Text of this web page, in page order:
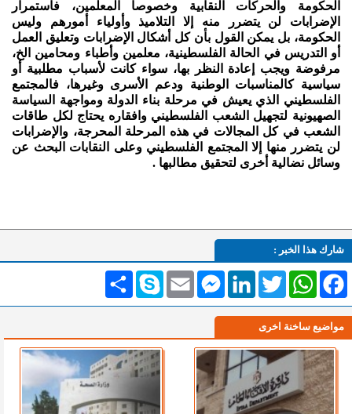
الحكومة والحركات النقابية وخصوصا المعلمين، فاستمرار
الإضرابات لن يتضرر منه إلا التلاميذ وأولياء أمورهم وليس
الحكومة، بل يمكن القول بأن كل أشكال الإضرابات وتعليق العمل
أو التدريس في الحالة الفلسطينية، معلمين وأطباء ومحامين الخ،
مرفوضة ويجب إعادة النظر بها، سواء كانت لأسباب مطلبية أو
سياسية كالمناسبات الوطنية ودعم الأسرى وغيرها، فالمجتمع
الفلسطيني الذي يعيش في مرحلة بناء الدولة ومواجهة السياسة
الصهيونية لتجهيل الشعب الفلسطيني وافقاره يحتاج لكل طاقات
الشعب في كل المجالات في هذه المرحلة المحرجة، والإضرابات
لن يتضرر منها إلا المجتمع الفلسطيني وعلى النقابات البحث عن
وسائل نضالية أخرى لتحقيق مطالبها .
شارك هذا الخبر :
انشر Skype Email
MessengerLinkedInTwitterWhatsAppFacebook
مواضيع ساخنة اخرى